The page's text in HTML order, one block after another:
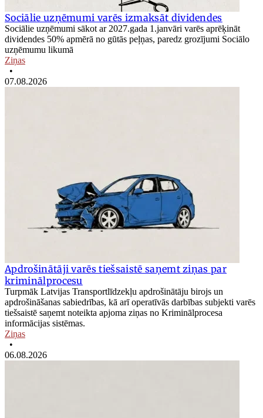
Sociālie uzņēmumi varēs izmaksāt dividendes
Sociālie uzņēmumi sākot ar 2027.gada 1.janvāri varēs aprēķināt
dividendes 50% apmērā no gūtās peļņas, paredz grozījumi Sociālo
uzņēmumu likumā
Ziņas
•
07.08.2026
Apdrošinātāji varēs tiešsaistē saņemt ziņas par
kriminālprocesu
Turpmāk Latvijas Transportlīdzekļu apdrošinātāju birojs un
apdrošināšanas sabiedrības, kā arī operatīvās darbības subjekti varēs
tiešsaistē saņemt noteikta apjoma ziņas no Kriminālprocesa
informācijas sistēmas.
Ziņas
•
06.08.2026